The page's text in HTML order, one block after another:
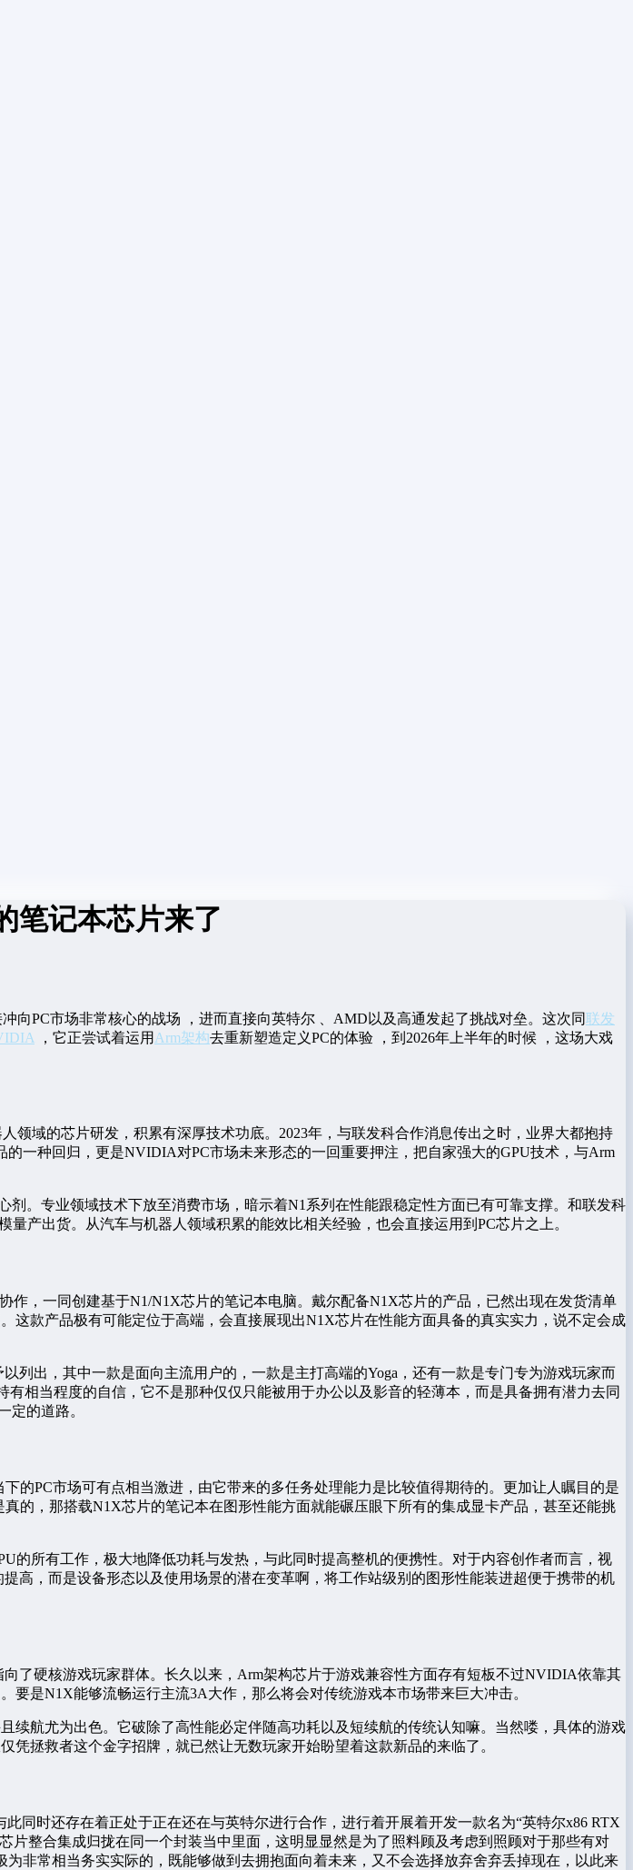
笔记本芯片来了
向PC市场非常核心的战场 ，进而直接向英特尔 、AMD以及高通发起了挑战对垒。这次同联发
，它正尝试着运用 Arm架构去重新塑造定义PC的体验 ，到2026年上半年的时候 ，这场大戏
领域的芯片研发，积累有深厚技术功底。2023年，与联发科合作消息传出之时，业界大都抱持
一种回归，更是NVIDIA对PC市场未来形态的一回重要押注，把自家强大的GPU技术，与Arm
。专业领域技术下放至消费市场，暗示着N1系列在性能跟稳定性方面已有可靠支撑。和联发科
产出货。从汽车与机器人领域积累的能效比相关经验，也会直接运用到PC芯片之上。
，一同创建基于N1/N1X芯片的笔记本电脑。戴尔配备N1X芯片的产品，已然出现在发货清单
款产品极有可能定位于高端，会直接展现出N1X芯片在性能方面具备的真实实力，说不定会成
列出，其中一款是面向主流用户的，一款是主打高端的Yoga，还有一款是专门专为游戏玩家而
相当程度的自信，它不是那种仅仅只能被用于办公以及影音的轻薄本，而是具备拥有潜力去同
定的道路。
的PC市场可有点相当激进，由它带来的多任务处理能力是比较值得期待的。更加让人瞩目的是
的，那搭载N1X芯片的笔记本在图形性能方面就能碾压眼下所有的集成显卡产品，甚至还能挑
的所有工作，极大地降低功耗与发热，与此同时提高整机的便携性。对于内容创作者而言，视
高，而是设备形态以及使用场景的潜在变革啊，将工作站级别的图形性能装进超便于携带的机
了硬核游戏玩家群体。长久以来，Arm架构芯片于游戏兼容性方面存有短板不过NVIDIA依靠其
是N1X能够流畅运行主流3A大作，那么将会对传统游戏本市场带来巨大冲击。
航尤为出色。它破除了高性能必定伴随高功耗以及短续航的传统认知嘛。当然喽，具体的游戏
凭拯救者这个金字招牌，就已然让无数玩家开始盼望着这款新品的来临了。
同时还存在着正处于正在还在与英特尔进行合作，进行着开展着开发一款名为“英特尔x86 RTX
整合集成归拢在同一个封装当中里面，这明显显然是为了照料顾及考虑到照顾对于那些有对
非常相当务实实际的，既能够做到去拥抱面向着未来，又不会选择放弃舍弃丢掉现在，以此来